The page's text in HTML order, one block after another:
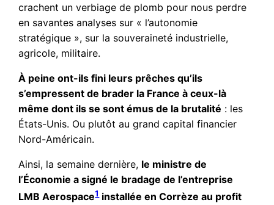
crachent un verbiage de plomb pour nous perdre
en savantes analyses sur « l’autonomie
stratégique », sur la souveraineté industrielle,
agricole, militaire.
À peine ont-ils fini leurs prêches qu’ils
s’empressent de brader la France à ceux-là
même dont ils se sont émus de la brutalité : les
États-Unis. Ou plutôt au grand capital financier
Nord-Américain.
Ainsi, la semaine dernière, le ministre de
l’Économie a signé le bradage de l’entreprise
LMB Aerospace1installée en Corrèze au profit